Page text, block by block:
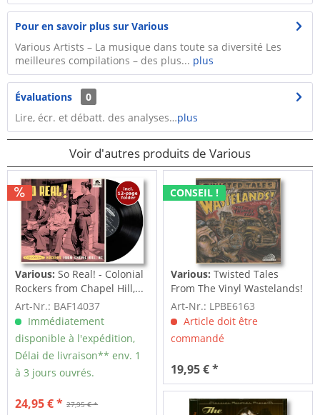
Pour en savoir plus sur Various
Various Artists – La musique dans toute sa diversité Les
meilleures compilations – des plus... plus
Évaluations
0
Lire, écr. et débatt. des analyses…plus
Voir d'autres produits de Various
Various:So Real! - Colonial
Rockers from Chapel Hill,...
Art-Nr.: BAF14037
Immédiatement
disponible à l'expédition,
Délai de livraison** env. 1
à 3 jours ouvrés.
27,95 € *
24,95 € *
CONSEIL !
Various:Twisted Tales
From The Vinyl Wastelands!
Vol.5...
Art-Nr.: LPBE6163
Article doit être
commandé
19,95 € *